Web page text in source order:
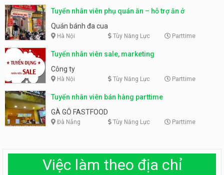
Tuyển nhân viên phụ quán ăn – hỗ trợ ăn ở
Quán bánh đa cua
Hà Nội Tùy Năng Lực Parttime
Tuyển nhân viên sale, marketing
Công ty
Hà Nội Tùy Năng Lực Parttime
Tuyển nhân viên bán hàng parttime
GÀ GÔ FASTFOOD
Đà Nẵng Tùy Năng Lực Parttime
Việc làm theo địa chỉ